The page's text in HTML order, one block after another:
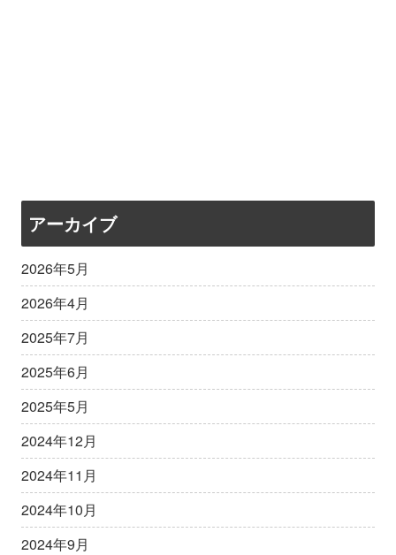
アーカイブ
2026年5月
2026年4月
2025年7月
2025年6月
2025年5月
2024年12月
2024年11月
2024年10月
2024年9月